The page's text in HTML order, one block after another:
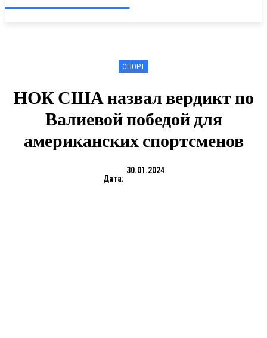
СПОРТ
НОК США назвал вердикт по
Валиевой победой для
американских спортсменов
Дата:
30.01.2024